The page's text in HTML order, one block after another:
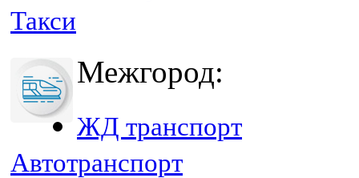
Такси
Межгород:
ЖД транспорт
Автотранспорт